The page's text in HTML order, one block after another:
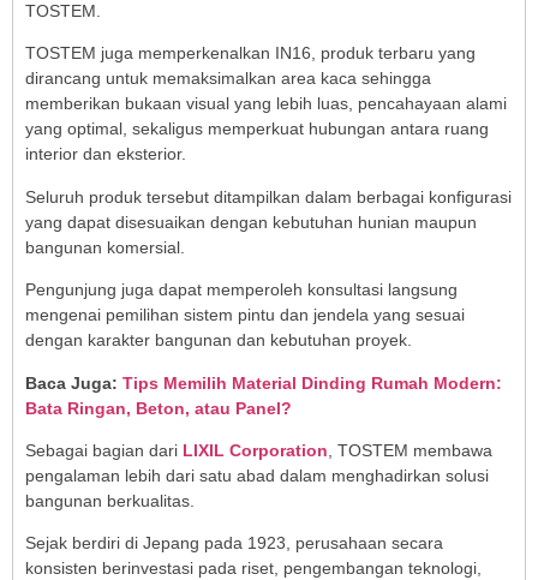
TOSTEM.
TOSTEM juga memperkenalkan IN16, produk terbaru yang
dirancang untuk memaksimalkan area kaca sehingga
memberikan bukaan visual yang lebih luas, pencahayaan alami
yang optimal, sekaligus memperkuat hubungan antara ruang
interior dan eksterior.
Seluruh produk tersebut ditampilkan dalam berbagai konfigurasi
yang dapat disesuaikan dengan kebutuhan hunian maupun
bangunan komersial.
Pengunjung juga dapat memperoleh konsultasi langsung
mengenai pemilihan sistem pintu dan jendela yang sesuai
dengan karakter bangunan dan kebutuhan proyek.
Baca Juga: Tips Memilih Material Dinding Rumah Modern:
Bata Ringan, Beton, atau Panel?
Sebagai bagian dari LIXIL Corporation , TOSTEM membawa
pengalaman lebih dari satu abad dalam menghadirkan solusi
bangunan berkualitas.
Sejak berdiri di Jepang pada 1923, perusahaan secara
konsisten berinvestasi pada riset, pengembangan teknologi,